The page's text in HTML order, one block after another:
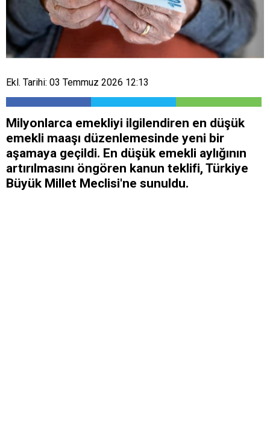
Ekl. Tarihi: 03 Temmuz 2026 12:13
Milyonlarca emekliyi ilgilendiren en düşük
emekli maaşı düzenlemesinde yeni bir
aşamaya geçildi. En düşük emekli aylığının
artırılmasını öngören kanun teklifi, Türkiye
Büyük Millet Meclisi'ne sunuldu.